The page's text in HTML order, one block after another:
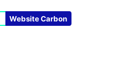
Website Carbon